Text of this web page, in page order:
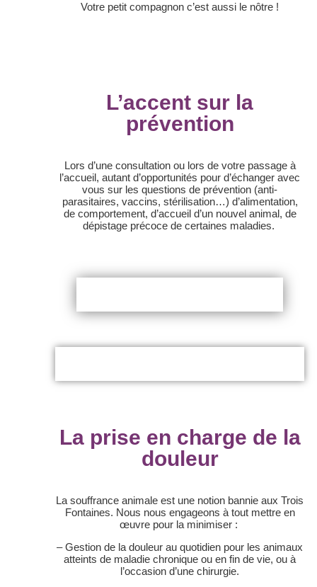
Votre petit compagnon c’est aussi le nôtre !
L’accent sur la
prévention
Lors d’une consultation ou lors de votre passage à
l’accueil, autant d’opportunités pour d’échanger avec
vous sur les questions de prévention (anti-
parasitaires, vaccins, stérilisation…) d’alimentation,
de comportement, d’accueil d’un nouvel animal, de
dépistage précoce de certaines maladies.
La prise en charge de la
douleur
La souffrance animale est une notion bannie aux Trois
Fontaines. Nous nous engageons à tout mettre en
œuvre pour la minimiser :
– Gestion de la douleur au quotidien pour les animaux
atteints de maladie chronique ou en fin de vie, ou à
l’occasion d’une chirurgie.